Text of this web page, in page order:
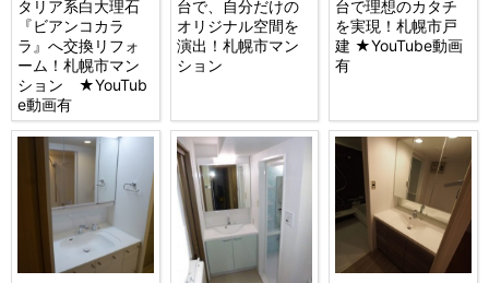
タリア系白大理石
『ビアンコカラ
ラ』へ交換リフォ
ーム！札幌市マン
ション ★YouTub
e動画有
台で、自分だけの
オリジナル空間を
演出！札幌市マン
ション
台で理想のカタチ
を実現！札幌市戸
建 ★YouTube動画
有